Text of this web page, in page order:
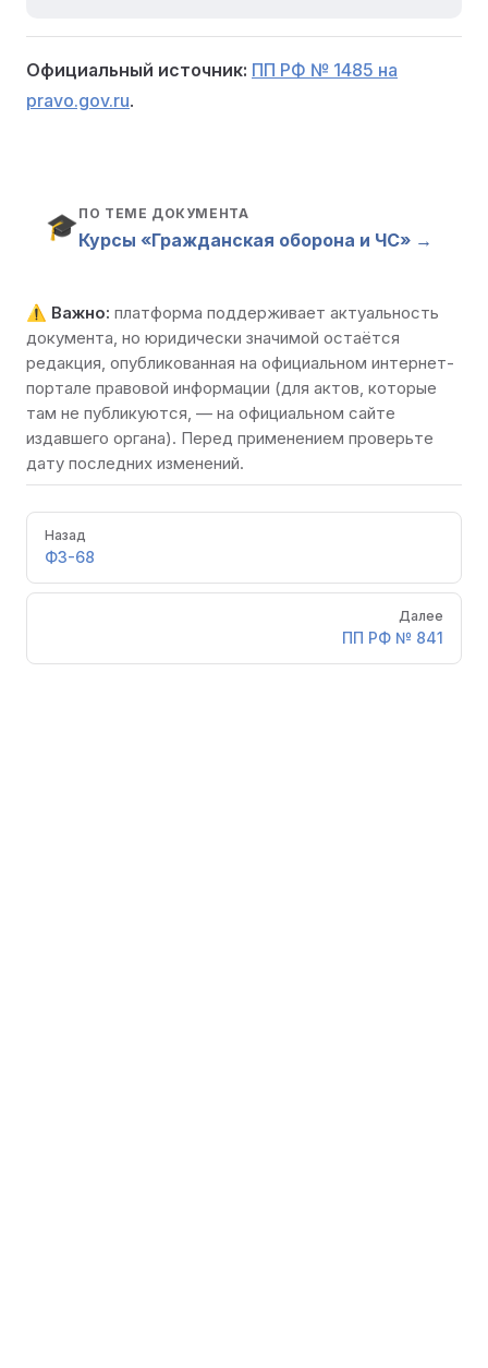
Официальный источник: ПП РФ № 1485 на
pravo.gov.ru.
🎓 ПО ТЕМЕ ДОКУМЕНТА
Курсы «Гражданская оборона и ЧС» →
⚠️ Важно: платформа поддерживает актуальность
документа, но юридически значимой остаётся
редакция, опубликованная на официальном интернет-
портале правовой информации (для актов, которые
там не публикуются, — на официальном сайте
издавшего органа). Перед применением проверьте
дату последних изменений.
PagerНазад
ФЗ-68
Далее
ПП РФ № 841